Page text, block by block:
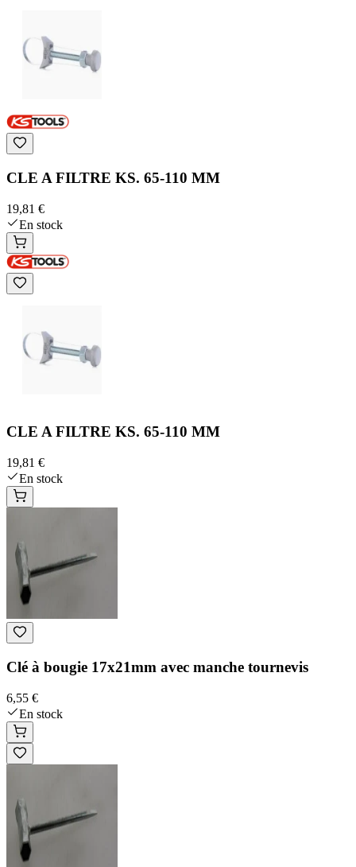
CLE A FILTRE KS. 65-110 MM
19,81 €
En stock
CLE A FILTRE KS. 65-110 MM
19,81 €
En stock
Clé à bougie 17x21mm avec manche tournevis
6,55 €
En stock